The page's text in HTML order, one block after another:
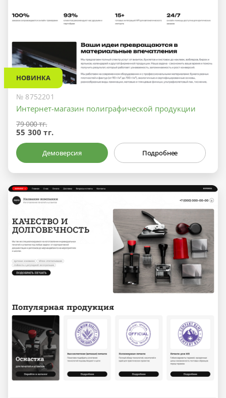
НОВИНКА
№ 8752201
Интернет-магазин полиграфической продукции
79 000 тг.
55 300 тг.
Демоверсия Подробнее